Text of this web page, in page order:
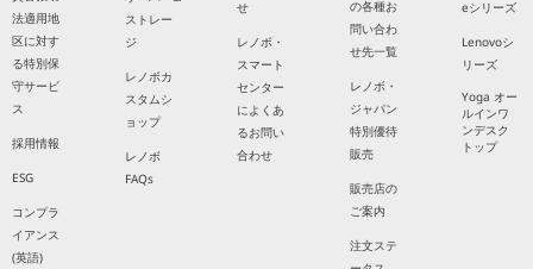
法適用地
区に対す
る特別保
守サービ
ス
採用情報
ESG
コンプラ
イアンス
(英語)
ストレー
ジ
レノボカ
スタムシ
ョップ
レノボ
FAQs
せ
レノボ・
スマート
センター
によくあ
るお問い
合わせ
の各種お
問い合わ
せ先一覧
レノボ・
ジャパン
特別優待
販売
販売店の
ご案内
注文ステ
eシリーズ
Lenovoシ
リーズ
Yoga オー
ルインワ
ンデスク
トップ